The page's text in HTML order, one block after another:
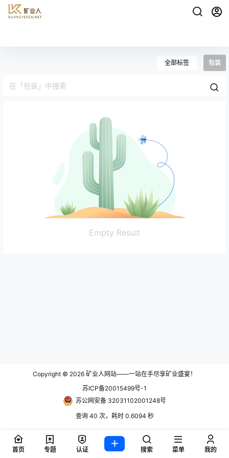
全部标签 包装
Empty Result
Copyright © 2026 矿业人网站——一站在手尽享矿业盛宴！
苏ICP备20015499号-1
苏公网安备 32031102001248号
查询 40 次，耗时 0.6094 秒
首页 专题 认证 搜索 菜单 我的